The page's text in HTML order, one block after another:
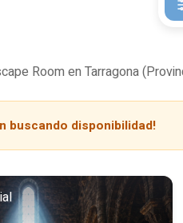
Room en Tarragona
buscando disponibilidad!